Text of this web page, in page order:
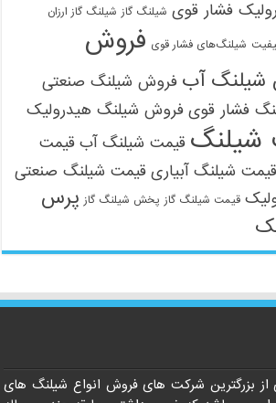
فشار قوی شیلنگ گاز شیلنگ گاز ارزان
شیلنگ‌های فشار قوی فروش
شیلنگ آب فروش شیلنگ صنعتی
فشار قوی فروش شیلنگ هیدرولیک
شیلنگ قیمت شیلنگ آب قیمت
قیمت شیلنگ آبیاری قیمت شیلنگ صنعتی
قیمت شیلنگ گاز پخش شیلنگ گاز پرس
بزرگترین شرکت های فروش انواع شیلنگ های
09121161360